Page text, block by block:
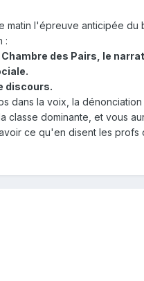
matin l'épreuve anticipée du
:
Chambre des Pairs, le
discours.
dans la voix, la
classe dominante, et vous
ce qu'en disent les